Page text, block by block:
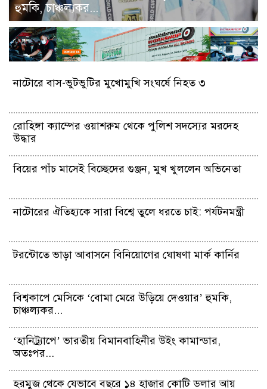
হুমকি, চাঞ্চল্যকর...
নাটোরে বাস-ভুটভুটির মুখোমুখি সংঘর্ষে নিহত ৩
রোহিঙ্গা ক্যাম্পের ওয়াশরুম থেকে পুলিশ সদস্যের মরদেহ
উদ্ধার
বিয়ের পাঁচ মাসেই বিচ্ছেদের গুঞ্জন, মুখ খুললেন অভিনেতা
নাটোরের ঐতিহ্যকে সারা বিশ্বে তুলে ধরতে চাই: পর্যটনমন্ত্রী
টরন্টোতে ভাড়া আবাসনে বিনিয়োগের ঘোষণা মার্ক কার্নির
বিশ্বকাপে মেসিকে ‘বোমা মেরে উড়িয়ে দেওয়ার’ হুমকি,
চাঞ্চল্যকর...
‘হানিট্র্যাপে’ ভারতীয় বিমানবাহিনীর উইং কামান্ডার,
অতঃপর...
হরমুজ থেকে যেভাবে বছরে ১৪ হাজার কোটি ডলার আয়